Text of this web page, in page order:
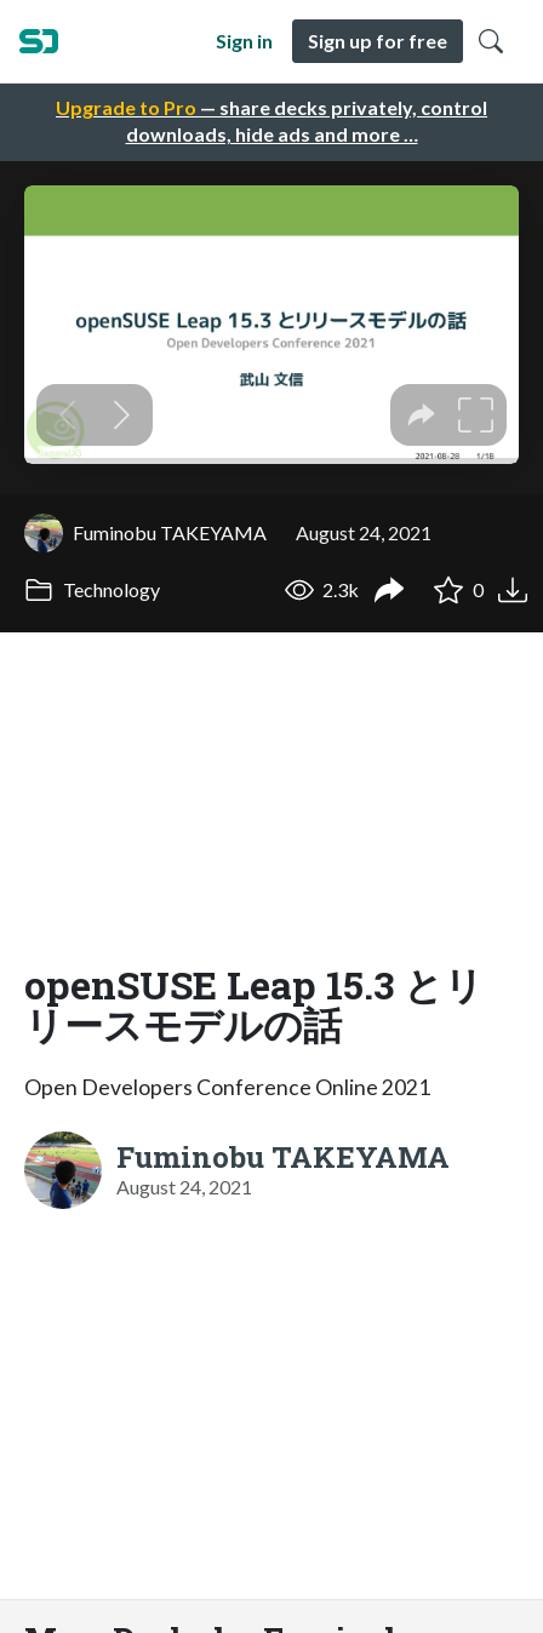
Upgrade to Pro — share decks privately, control
downloads, hide ads and more …
Sign in Sign up for free
Fuminobu TAKEYAMA August 24, 2021
Technology 2.3k 0
openSUSE Leap 15.3 とリ
リースモデルの話
Open Developers Conference Online 2021
Fuminobu TAKEYAMA
August 24, 2021